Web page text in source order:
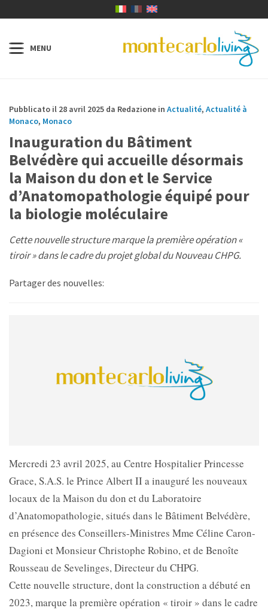
Pubblicato il 28 avril 2025 da Redazione in Actualité, Actualité à
Monaco, Monaco
Inauguration du Bâtiment
Belvédère qui accueille désormais
la Maison du don et le Service
d’Anatomopathologie équipé pour
la biologie moléculaire
Cette nouvelle structure marque la première opération «
tiroir » dans le cadre du projet global du Nouveau CHPG.
Partager des nouvelles:
Mercredi 23 avril 2025, au Centre Hospitalier Princesse
Grace, S.A.S. le Prince Albert II a inauguré les nouveaux
locaux de la Maison du don et du Laboratoire
d’Anatomopathologie, situés dans le Bâtiment Belvédère,
en présence des Conseillers-Ministres Mme Céline Caron-
Dagioni et Monsieur Christophe Robino, et de Benoîte
Rousseau de Sevelinges, Directeur du CHPG.
Cette nouvelle structure, dont la construction a débuté en
2023, marque la première opération « tiroir » dans le cadre